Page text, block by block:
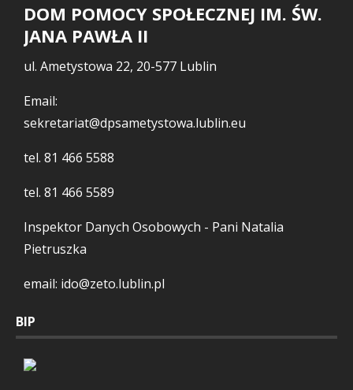
DOM POMOCY SPOŁECZNEJ IM. ŚW.
JANA PAWŁA II
ul. Ametystowa 22, 20-577 Lublin
Email:
sekretariat@dpsametystowa.lublin.eu
tel. 81 466 5588
tel. 81 466 5589
Inspektor Danych Osobowych - Pani Natalia
Pietruszka
email: ido@zeto.lublin.pl
BIP